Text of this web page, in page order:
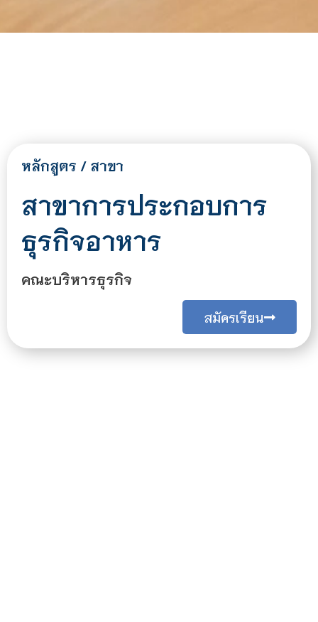
หลักสูตร / สาขา
สาขาการประกอบการ
ธุรกิจอาหาร
คณะบริหารธุรกิจ
สมัครเรียน